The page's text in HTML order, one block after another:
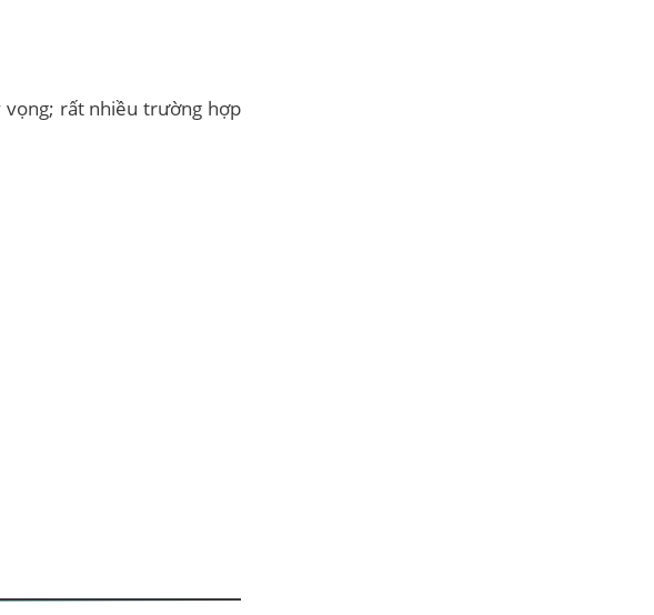
vọng; rất nhiều trường hợp